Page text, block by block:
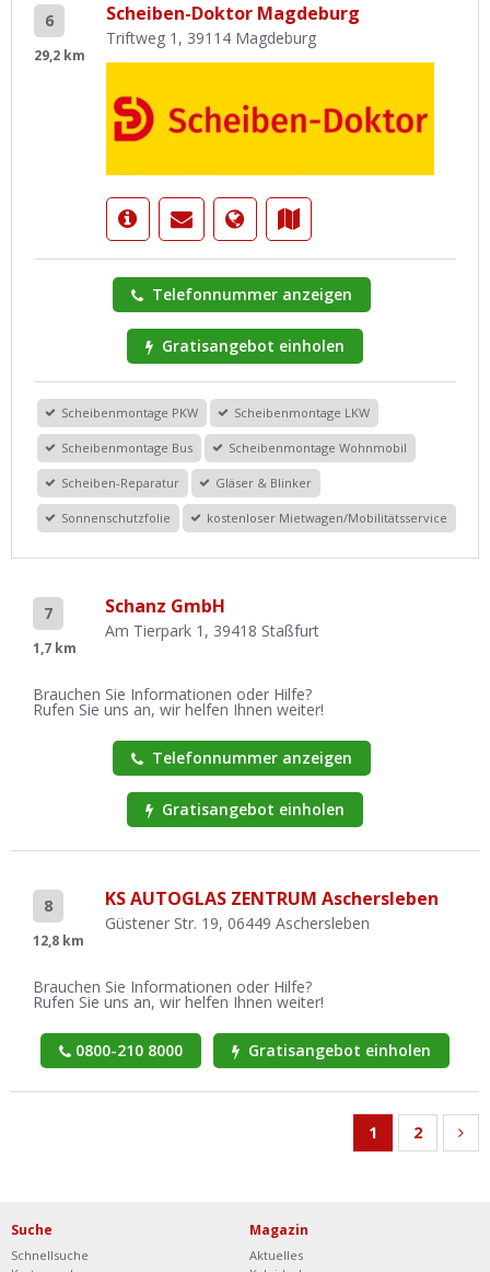
6
29,2 km
Scheiben-Doktor Magdeburg
Triftweg 1, 39114 Magdeburg
Telefonnummer anzeigen
Gratisangebot einholen
Scheibenmontage PKW Scheibenmontage LKW
Scheibenmontage Bus Scheibenmontage Wohnmobil
Scheiben-Reparatur Gläser & Blinker
Sonnenschutzfolie kostenloser Mietwagen/Mobilitätsservice
7
1,7 km
Schanz GmbH
Am Tierpark 1, 39418 Staßfurt
Brauchen Sie Informationen oder Hilfe?
Rufen Sie uns an, wir helfen Ihnen weiter!
Telefonnummer anzeigen
Gratisangebot einholen
8
12,8 km
KS AUTOGLAS ZENTRUM Aschersleben
Güstener Str. 19, 06449 Aschersleben
Brauchen Sie Informationen oder Hilfe?
Rufen Sie uns an, wir helfen Ihnen weiter!
0800-210 8000 Gratisangebot einholen
1 2
Suche
Schnellsuche
Magazin
Aktuelles